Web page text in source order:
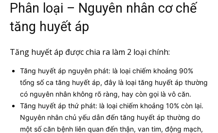
Phân loại – Nguyên nhân cơ chế
tăng huyết áp
Tăng huyết áp được chia ra làm 2 loại chính:
Tăng huyết áp nguyên phát: là loại chiếm khoảng 90%
tổng số ca tăng huyết áp, đây là loại tăng huyết áp thường
có nguyên nhân không rõ ràng, hay còn gọi là vô căn.
Tăng huyết áp thứ phát: là loại chiếm khoảng 10% còn lại.
Nguyên nhân chủ yếu dẫn đến tăng huyết áp thường do
một số căn bệnh liên quan đến thận, van tim, động mạch,